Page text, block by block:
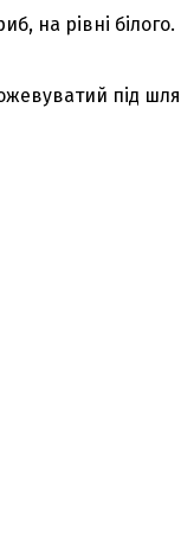
на рівні білого.
під